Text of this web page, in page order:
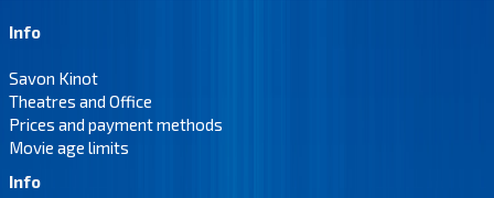
Info
Savon Kinot
Theatres and Office
Prices and payment methods
Movie age limits
Info